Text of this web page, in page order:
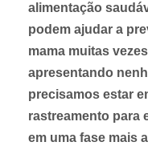
alimentação
podem ajudar a
mama muitas
apresentando
precisamos estar
rastreamento para
em uma fase mais